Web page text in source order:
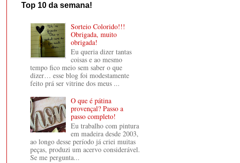
Top 10 da semana!
Sorteio Colorido!!!
Obrigada, muito
obrigada!
Eu queria dizer tantas
coisas e ao mesmo
tempo fico meio sem saber o que
dizer… esse blog foi modestamente
feito prá ser vitrine dos meus ...
O que é pátina
provençal? Passo a
passo completo!
Eu trabalho com pintura
em madeira desde 2003,
ao longo desse período já criei muitas
peças, produzi um acervo considerável.
Se me pergunta...